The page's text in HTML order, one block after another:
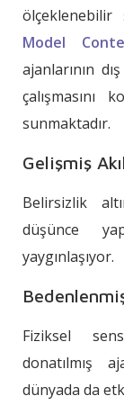
ölçeklenebilir
Model
ajanlarının
sunmaktadır.
Gelişmiş
Belirsizlik
düşünce
yaygınlaşıyor.
Fiziksel
donatılmış
dünyada da